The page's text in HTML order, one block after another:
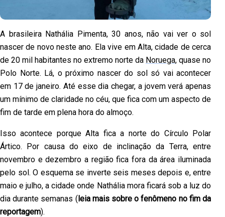
A brasileira Nathália Pimenta, 30 anos, não vai ver o sol
nascer de novo neste ano. Ela vive em Alta, cidade de cerca
de 20 mil habitantes no extremo norte da Noruega, quase no
Polo Norte. Lá, o próximo nascer do sol só vai acontecer
em 17 de janeiro. Até esse dia chegar, a jovem verá apenas
um mínimo de claridade no céu, que fica com um aspecto de
fim de tarde em plena hora do almoço.
Isso acontece porque Alta fica a norte do Círculo Polar
Ártico. Por causa do eixo de inclinação da Terra, entre
novembro e dezembro a região fica fora da área iluminada
pelo sol. O esquema se inverte seis meses depois e, entre
maio e julho, a cidade onde Nathália mora ficará sob a luz do
dia durante semanas (leia mais sobre o fenômeno no fim da
reportagem).